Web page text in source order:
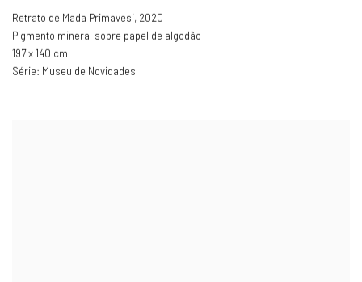
Retrato de Mada Primavesi, 2020
Pigmento mineral sobre papel de algodão
197 x 140 cm
Série: Museu de Novidades